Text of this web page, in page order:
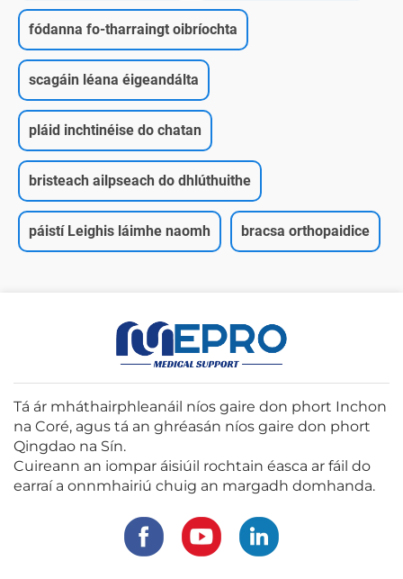
fódanna fo-tharraingt oibríochta
scagáin léana éigeandálta
pláid inchtinéise do chatan
bristeach ailpseach do dhlúthuithe
páistí Leighis láimhe naomh bracsa orthopaidice
Tá ár mháthairphleanáil níos gaire don phort Inchon
na Coré, agus tá an ghréasán níos gaire don phort
Qingdao na Sín.
Cuireann an iompar áisiúil rochtain éasca ar fáil do
earraí a onnmhairiú chuig an margadh domhanda.